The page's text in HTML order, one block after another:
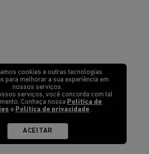
cookies e outras tecnologias
para melhorar a sua experiência em
nossos serviços.
serviços, você concorda com tal
Conheça nossa Política de
e Política de privacidade.
ACEITAR